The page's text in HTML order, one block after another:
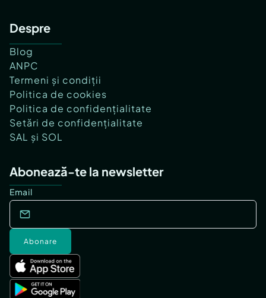
Despre
Blog
ANPC
Termeni și condiții
Politica de cookies
Politica de confidențialitate
Setări de confidențialitate
SAL și SOL
Abonează-te la newsletter
Email
Abonare